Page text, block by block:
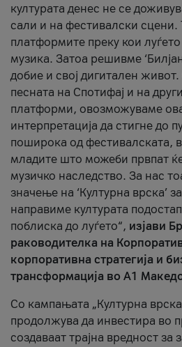
културата денес не се
сали и на фестивалски сцени.
платформите преку кои
музика. Затоа решивме
добие и свој дигитален
песната на Спотифај и на
платформи, овозможуваме
интерпретација да стигне до
поширока од фестивалската,
младите што можеби првпат
музичко наследство. За нас
значење на ‘Културна врска’
направиме културата
поблиска до луѓето“, изјави
раководителка на
корпоративна стратегија и
трансформација во А1
Со кампањата „Културна
продолжува да инвестира во
создаваат трајна вредност за